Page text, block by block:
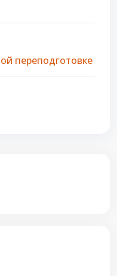
переподготовке